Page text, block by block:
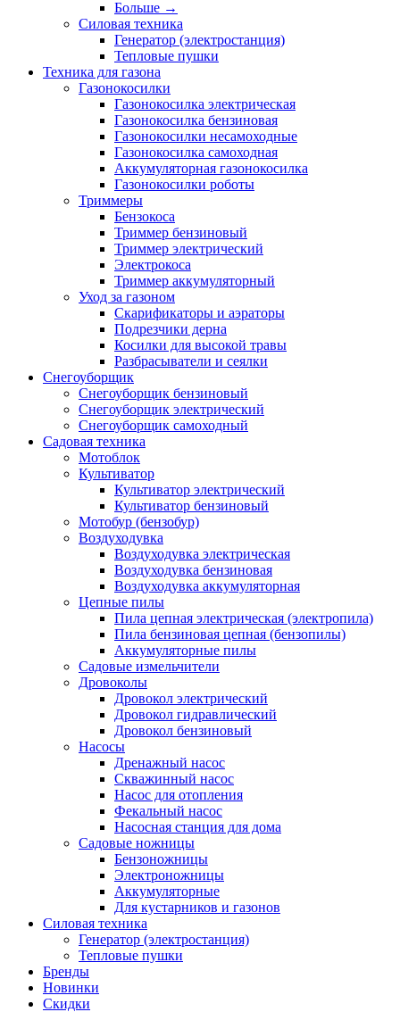
Больше →
Силовая техника
Генератор (электростанция)
Тепловые пушки
Техника для газона
Газонокосилки
Газонокосилка электрическая
Газонокосилка бензиновая
Газонокосилки несамоходные
Газонокосилка самоходная
Аккумуляторная газонокосилка
Газонокосилки роботы
Триммеры
Бензокоса
Триммер бензиновый
Триммер электрический
Электрокоса
Триммер аккумуляторный
Уход за газоном
Скарификаторы и аэраторы
Подрезчики дерна
Косилки для высокой травы
Разбрасыватели и сеялки
Снегоуборщик
Снегоуборщик бензиновый
Снегоуборщик электрический
Снегоуборщик самоходный
Садовая техника
Мотоблок
Культиватор
Культиватор электрический
Культиватор бензиновый
Мотобур (бензобур)
Воздуходувка
Воздуходувка электрическая
Воздуходувка бензиновая
Воздуходувка аккумуляторная
Цепные пилы
Пила цепная электрическая (электропила)
Пила бензиновая цепная (бензопилы)
Аккумуляторные пилы
Садовые измельчители
Дровоколы
Дровокол электрический
Дровокол гидравлический
Дровокол бензиновый
Насосы
Дренажный насос
Скважинный насос
Насос для отопления
Фекальный насос
Насосная станция для дома
Садовые ножницы
Бензоножницы
Электроножницы
Аккумуляторные
Для кустарников и газонов
Силовая техника
Генератор (электростанция)
Тепловые пушки
Бренды
Новинки
Скидки